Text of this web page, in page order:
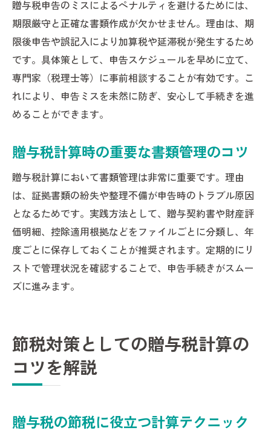
贈与税申告のミスによるペナルティを避けるためには、
期限厳守と正確な書類作成が欠かせません。理由は、期
限後申告や誤記入により加算税や延滞税が発生するため
です。具体策として、申告スケジュールを早めに立て、
専門家（税理士等）に事前相談することが有効です。こ
れにより、申告ミスを未然に防ぎ、安心して手続きを進
めることができます。
贈与税計算時の重要な書類管理のコツ
贈与税計算において書類管理は非常に重要です。理由
は、証拠書類の紛失や整理不備が申告時のトラブル原因
となるためです。実践方法として、贈与契約書や財産評
価明細、控除適用根拠などをファイルごとに分類し、年
度ごとに保存しておくことが推奨されます。定期的にリ
ストで管理状況を確認することで、申告手続きがスムー
ズに進みます。
節税対策としての贈与税計算の
コツを解説
贈与税の節税に役立つ計算テクニック